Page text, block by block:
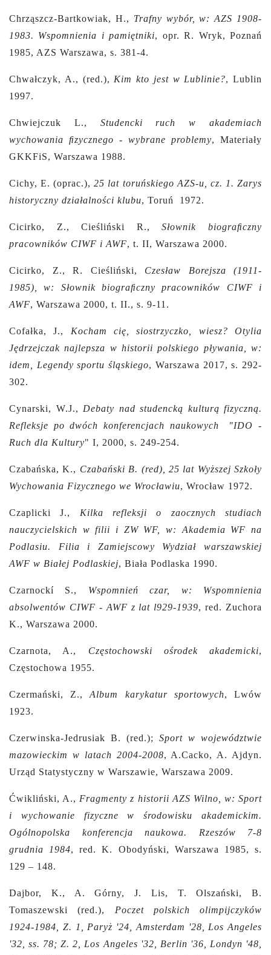
Chrząszcz-Bartkowiak, H., Trafny wybór, w: AZS 1908-
1983. Wspomnienia i pamiętniki, opr. R. Wryk, Poznań
1985, AZS Warszawa, s. 381-4.
Chwałczyk, A., (red.), Kim kto jest w Lublinie?, Lublin
1997.
Chwiejczuk L., Studencki ruch w akademiach
wychowania ﬁzycznego - wybrane problemy, Materiały
GKKFiS, Warszawa 1988.
Cichy, E. (oprac.),25 lat toruńskiego AZS-u, cz. 1. Zarys
historyczny działalności klubu, Toruń 1972.
Cicirko, Z., Cieśliński R.,Słownik biograﬁczny
pracowników CIWF i AWF, t. II, Warszawa 2000.
Cicirko, Z., R. Cieśliński, Czesław Borejsza (1911-
1985), w: Słownik biograﬁczny pracowników CIWF i
AWF, Warszawa 2000, t. II., s. 9-11.
Cofałka, J., Kocham cię, siostrzyczko, wiesz? Otylia
Jędrzejczak najlepsza w historii polskiego pływania, w:
idem, Legendy sportu śląskiego, Warszawa 2017, s. 292-
302.
Cynarski, W.J., Debaty nad studencką kulturą fizyczną.
Refleksje po dwóch konferencjach naukowych
"IDO -
Ruch dla Kultury" I, 2000, s. 249-254.
Czabańska, K., Czabański B. (red), 25 lat Wyższej Szkoły
Wychowania Fizycznego we Wrocławiu, Wrocław 1972.
Czaplicki J., Kilka refleksji o zaocznych studiach
nauczycielskich w filii i ZW WF, w: Akademia WF na
Podlasiu. Filia i Zamiejscowy Wydział warszawskiej
AWF w Białej Podlaskiej, Biała Podlaska 1990.
Czarnockí S., Wspomnień czar, w: Wspomnienia
absolwentów CIWF - AWF z lat l929-1939, red. Zuchora
K., Warszawa 2000.
Czarnota, A., Częstochowski ośrodek akademicki,
Częstochowa 1955.
Czermański, Z.,Album karykatur sportowych, Lwów
1923.
Czerwinska-Jedrusiak B. (red.); Sport w województwie
mazowieckim w latach 2004-2008, A.Cacko, A. Ajdyn.
Urząd Statystyczny w Warszawie, Warszawa 2009.
Ćwikliński, A., Fragmenty z historii AZS Wilno, w: Sport
i wychowanie fizyczne w środowisku akademickim.
Ogólnopolska konferencja naukowa. Rzeszów 7-8
grudnia 1984, red. K. Obodyński, Warszawa 1985, s.
129 – 148.
Dajbor, K., A. Górny, J. Lis, T. Olszański, B.
Tomaszewski (red.), Poczet polskich olimpijczyków
1924-1984, Z. 1, Paryż '24, Amsterdam '28, Los Angeles
'32, ss. 78; Z. 2, Los Angeles '32, Berlin '36, Londyn '48,